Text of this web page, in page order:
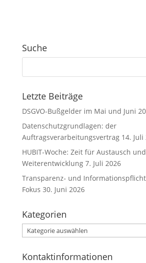
n
a
v
:
Suche
Letzte Beiträge
DSGVO-Bußgelder im Mai und Juni
Datenschutzgrundlagen: der
Auftragsverarbeitungsvertrag 14. Juli
HUBIT-Woche: Zeit für Austausch und
Weiterentwicklung 7. Juli 2026
Transparenz- und
Fokus 30. Juni 2026
Kategorien
Kategorien
Kontaktinformationen